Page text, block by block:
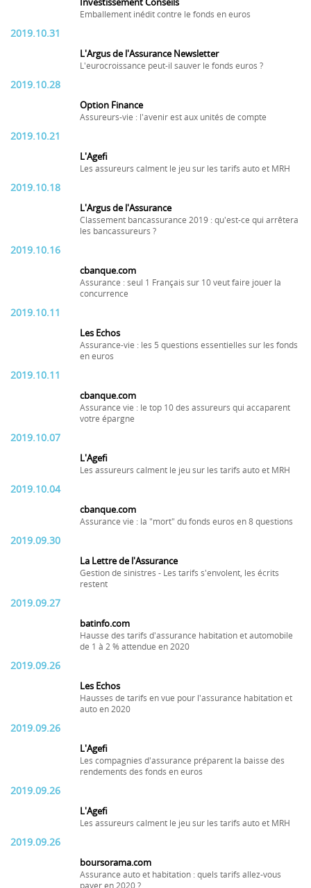
Investissement Conseils
Emballement inédit contre le fonds en euros
2019.10.31
L'Argus de l'Assurance Newsletter
L'eurocroissance peut-il sauver le fonds euros ?
2019.10.28
Option Finance
Assureurs-vie : l'avenir est aux unités de compte
2019.10.21
L'Agefi
Les assureurs calment le jeu sur les tarifs auto et MRH
2019.10.18
L'Argus de l'Assurance
Classement bancassurance 2019 : qu'est-ce qui arrêtera
les bancassureurs ?
2019.10.16
cbanque.com
Assurance : seul 1 Français sur 10 veut faire jouer la
concurrence
2019.10.11
Les Echos
Assurance-vie : les 5 questions essentielles sur les fonds
en euros
2019.10.11
cbanque.com
Assurance vie : le top 10 des assureurs qui accaparent
votre épargne
2019.10.07
L'Agefi
Les assureurs calment le jeu sur les tarifs auto et MRH
2019.10.04
cbanque.com
Assurance vie : la "mort" du fonds euros en 8 questions
2019.09.30
La Lettre de l'Assurance
Gestion de sinistres - Les tarifs s'envolent, les écrits
restent
2019.09.27
batinfo.com
Hausse des tarifs d'assurance habitation et automobile
de 1 à 2 % attendue en 2020
2019.09.26
Les Echos
Hausses de tarifs en vue pour l'assurance habitation et
auto en 2020
2019.09.26
L'Agefi
Les compagnies d'assurance préparent la baisse des
rendements des fonds en euros
2019.09.26
L'Agefi
Les assureurs calment le jeu sur les tarifs auto et MRH
2019.09.26
boursorama.com
Assurance auto et habitation : quels tarifs allez-vous
payer en 2020 ?